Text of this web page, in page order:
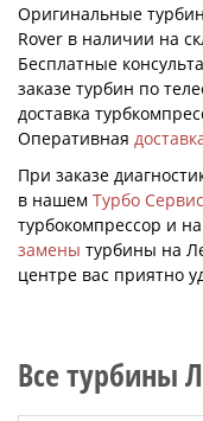
Оригинальные
Rover в наличии на
Бесплатные
заказе турбин по
доставка
Оперативная
При заказе
в нашем Турбо
турбокомпрессор и
замены турбины на
центре вас приятно
Все турбины